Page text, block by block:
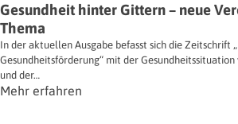
Gesundheit hinter Gittern – neue
Thema
In der aktuellen Ausgabe befasst sich die Zeitschrift
Gesundheitsförderung“ mit der
und der…
Mehr erfahren